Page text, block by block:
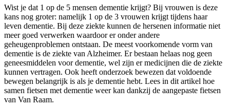
Wist je dat 1 op de 5 mensen dementie krijgt? Bij vrouwen is deze
kans nog groter: namelijk 1 op de 3 vrouwen krijgt tijdens haar
leven dementie. Bij deze ziekte kunnen de hersenen informatie niet
meer goed verwerken waardoor er onder andere
geheugenproblemen ontstaan. De meest voorkomende vorm van
dementie is de ziekte van Alzheimer. Er bestaan helaas nog geen
geneesmiddelen voor dementie, wel zijn er medicijnen die de ziekte
kunnen vertragen. Ook heeft onderzoek bewezen dat voldoende
bewegen belangrijk is als je dementie hebt. Lees in dit artikel hoe
samen fietsen met dementie weer kan dankzij de aangepaste fietsen
van Van Raam.